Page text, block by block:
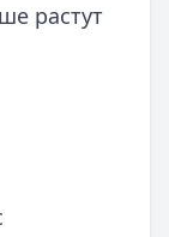
растут